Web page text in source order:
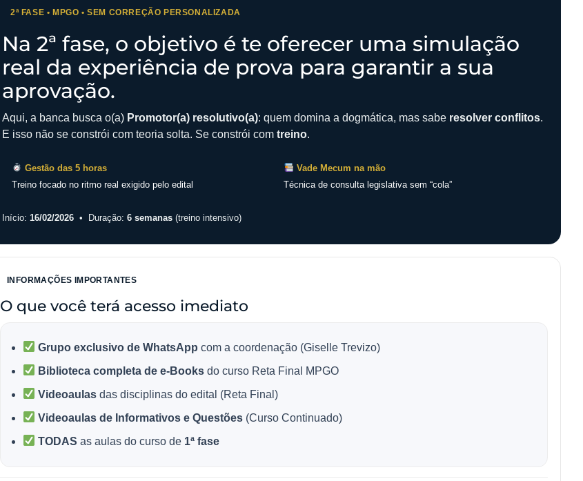
2ª FASE • MPGO • SEM CORREÇÃO PERSONALIZADA
Na 2ª fase, o objetivo é te oferecer uma simulação
real da experiência de prova para garantir a sua
aprovação.
Aqui, a banca busca o(a) Promotor(a) resolutivo(a): quem domina a dogmática, mas sabe resolver conflitos.
E isso não se constrói com teoria solta. Se constrói com treino.
Gestão das 5 horas
Treino focado no ritmo real exigido pelo edital
Vade Mecum na mão
Técnica de consulta legislativa sem “cola”
Início: 16/02/2026 • Duração: 6 semanas (treino intensivo)
INFORMAÇÕES IMPORTANTES
O que você terá acesso imediato
Grupo exclusivo de WhatsApp com a coordenação (Giselle Trevizo)
Biblioteca completa de e-Books do curso Reta Final MPGO
Videoaulas das disciplinas do edital (Reta Final)
Videoaulas de Informativos e Questões (Curso Continuado)
TODAS as aulas do curso de 1ª fase